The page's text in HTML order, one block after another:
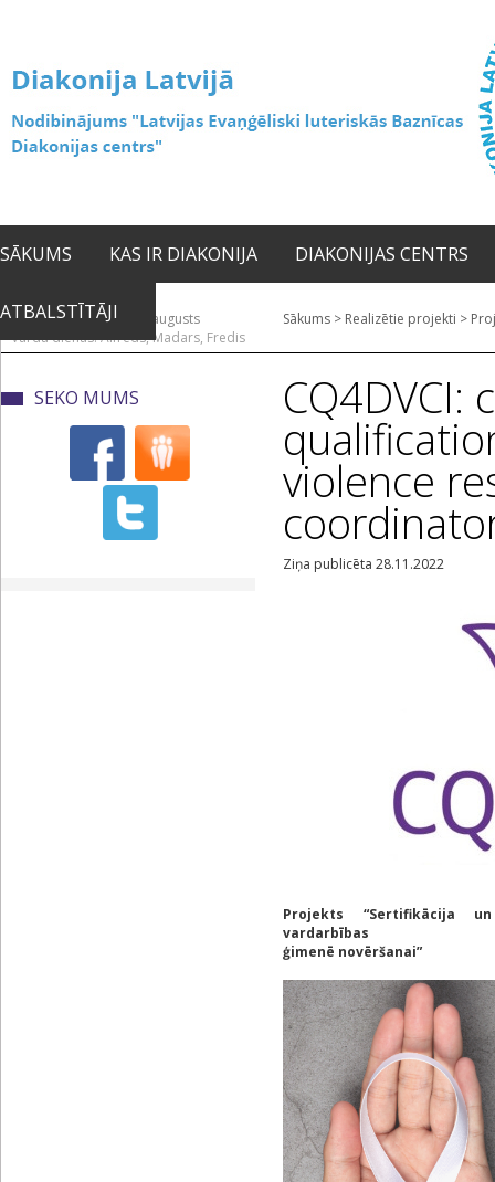
SĀKUMS KAS IR DIAKONIJA DIAKONIJAS CENTRS
ATBALSTĪTĀJI2026. gada 07. augusts
Vārda dienas: Alfrēds, Madars, Fredis
Sākums > Realizētie projekti >
SEKO MUMS CQ4DVCI:
violence
Ziņa publicēta 28.11.2022
Projekts “Sertifikācija
vardarbības
ģimenē novēršanai”